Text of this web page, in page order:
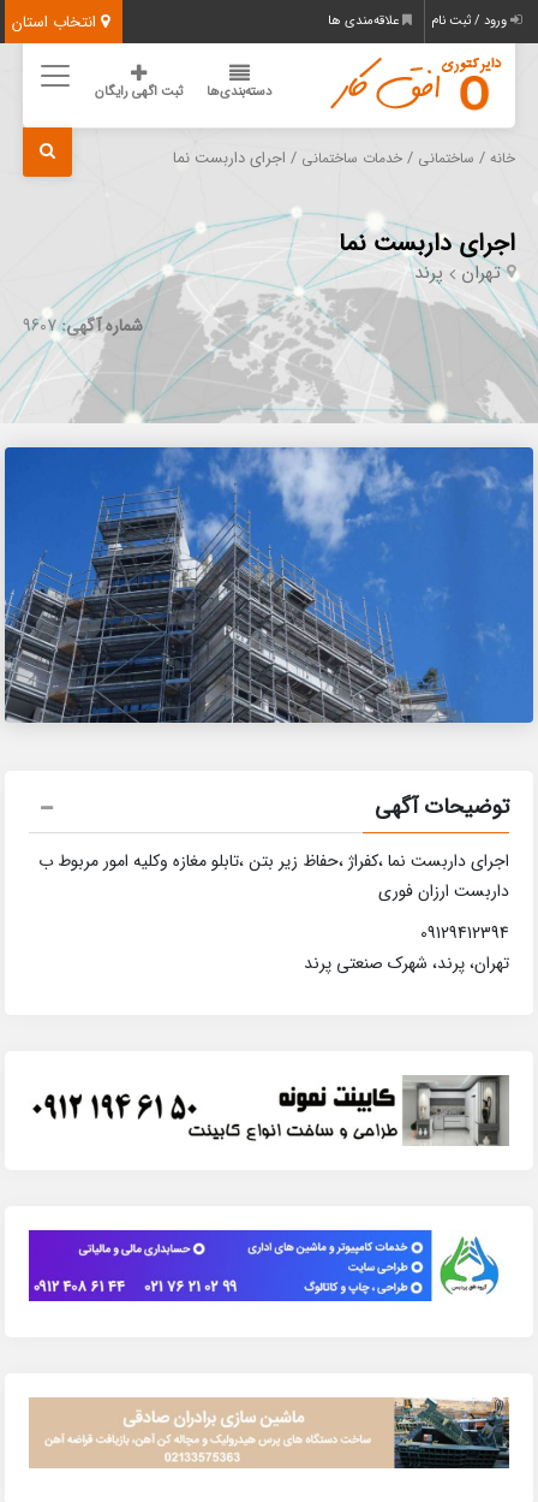
انتخاب استان ورود / ثبت نام علاقه‌مندی ها
دسته‌بندی‌ها ثبت اگهی رایگان
خانه / ساختمانی /خدمات ساختمانی / اجرای داربست نما
اجرای داربست نما
تهران پرند
شماره آگهی:9607
توضیحات آگهی
اجرای داربست نما ،کفراژ ،حفاظ زیر بتن ،تابلو مغازه وکلیه امور مربوط ب
داربست ارزان فوری
09129412394
تهران، پرند، شهرک صنعتی پرند